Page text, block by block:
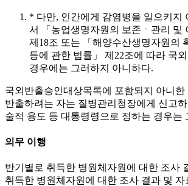
* 다만, 인간에게 감염병을 일으키지
서 「농업생명자원의 보존ㆍ관리 및
제18조 또는 「해양수산생명자원의
등에 관한 법률」 제22조에 따라 국
경우에는 그러하지 아니하다.
국외반출승인대상목록에 포함되지 아니한
반출하려는 자는 질병관리청장에게 신고
술적 용도 등 대통령령으로 정하는 경우는
의무 이행
반기별로 취득한 병원체자원에 대한 조사
취득한 병원체자원에 대한 조사 결과 및